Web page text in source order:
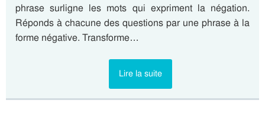
phrase surligne les mots qui expriment la négation.
Réponds à chacune des questions par une phrase à la
forme négative. Transforme…
Lire la suite